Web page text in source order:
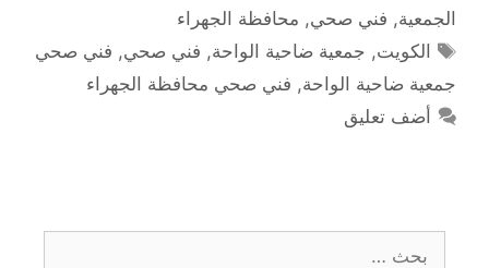
الجمعية, فني صحي, محافظة الجهراء
الوسوم
الكويت, جمعية ضاحية الواحة, فني صحي, فني صحي
جمعية ضاحية الواحة, فني صحي محافظة الجهراء
أضف تعليق